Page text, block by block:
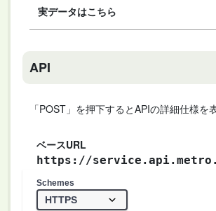
実データはこちら
API
「POST」を押下するとAPIの詳細仕様
ベースURL
https://
Schemes